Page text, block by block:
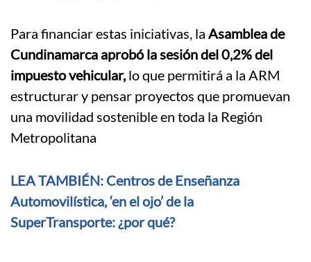
Para financiar estas iniciativas, la Asamblea de
Cundinamarca aprobó la sesión del 0,2% del
impuesto vehicular,lo que permitirá a la ARM
estructurar y pensar proyectos que promuevan
una movilidad sostenible en toda la Región
Metropolitana
LEA TAMBIÉN: Centros de Enseñanza
Automovilística, ‘en el ojo’ de la
SuperTransporte: ¿por qué?